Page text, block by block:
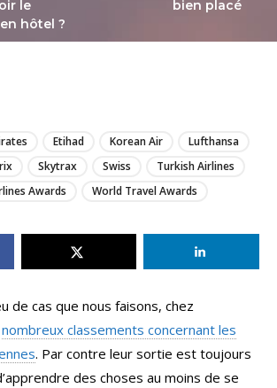
le
hôtel ?
bien placé
Etihad Korean Air
Lufthansa
Skytrax Swiss
Turkish Airlines
Awards
World Travel Awards
de cas que nous faisons, chez
nombreux classements concernant les
. Par contre leur sortie est toujours
des choses au moins de se